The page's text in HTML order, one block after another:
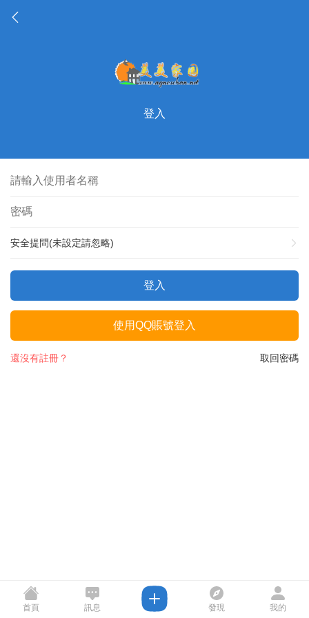
登入
安全提問(未設定請忽略)
登入
使用QQ賬號登入
取回密碼
還沒有註冊？
首頁 訊息 發現 我的